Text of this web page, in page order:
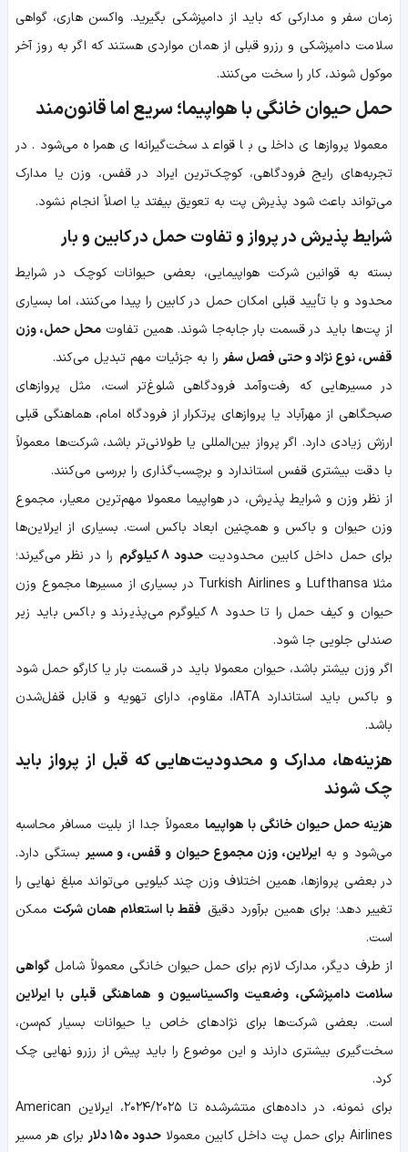
زمان سفر و مدارکی که باید از دامپزشکی بگیرید. واکسن هاری، گواهی
سلامت دامپزشکی و رزرو قبلی از همان مواردی هستند که اگر به روز آخر
موکول شوند، کار را سخت می‌کنند.
حمل حیوان خانگی با هواپیما؛ سریع اما قانون‌مند
معمولا پروازهای داخلی با قواعد سخت‌گیرانه‌ای همراه می‌شود. در
تجربه‌های رایج فرودگاهی، کوچک‌ترین ایراد در قفس، وزن یا مدارک
می‌تواند باعث شود پذیرش پت به تعویق بیفتد یا اصلاً انجام نشود.
شرایط پذیرش در پرواز و تفاوت حمل در کابین و بار
بسته به قوانین شرکت هواپیمایی، بعضی حیوانات کوچک در شرایط
محدود و با تأیید قبلی امکان حمل در کابین را پیدا می‌کنند، اما بسیاری
از پت‌ها باید در قسمت بار جابه‌جا شوند. همین تفاوتمحل حمل، وزن
قفس، نوع نژاد و حتی فصل سفر را به جزئیات مهم تبدیل می‌کند.
در مسیرهایی که رفت‌وآمد فرودگاهی شلوغ‌تر است، مثل پروازهای
صبحگاهی از مهرآباد یا پروازهای پرتکرار از فرودگاه امام، هماهنگی قبلی
ارزش زیادی دارد. اگر پرواز بین‌المللی یا طولانی‌تر باشد، شرکت‌ها معمولاً
با دقت بیشتری قفس استاندارد و برچسب‌گذاری را بررسی می‌کنند.
از نظر وزن و شرایط پذیرش، در هواپیما معمولا مهم‌ترین معیار، مجموع
وزن حیوان و باکس و همچنین ابعاد باکس است. بسیاری از ایرلاین‌ها
برای حمل داخل کابین محدودیتحدود ۸ کیلوگرم
را در نظر می‌گیرند؛
مثلا Lufthansa و Turkish Airlines در بسیاری از مسیرها مجموع وزن
حیوان و کیف حمل را تا حدود ۸ کیلوگرم می‌پذیرند و باکس باید زیر
صندلی جلویی جا شود.
اگر وزن بیشتر باشد، حیوان معمولا باید در قسمت بار یا کارگو حمل شود
و باکس باید استاندارد IATA، مقاوم، دارای تهویه و قابل قفل‌شدن
باشد.
هزینه‌ها، مدارک و محدودیت‌هایی که قبل از پرواز باید
چک شوند
هزینه حمل حیوان خانگی با هواپیما معمولاً جدا از بلیت مسافر محاسبه
می‌شود و بهایرلاین، وزن مجموع حیوان و قفس، و مسیربستگی دارد.
در بعضی پروازها، همین اختلاف وزن چند کیلویی می‌تواند مبلغ نهایی را
تغییر دهد؛ برای همین برآورد دقیق فقط با استعلام همان شرکت ممکن
است.
از طرف دیگر، مدارک لازم برای حمل حیوان خانگی معمولاً شامل گواهی
سلامت دامپزشکی، وضعیت واکسیناسیون و هماهنگی قبلی با ایرلاین
است. بعضی شرکت‌ها برای نژادهای خاص یا حیوانات بسیار کم‌سن،
سخت‌گیری بیشتری دارند و این موضوع را باید پیش از رزرو نهایی چک
کرد.
برای نمونه، در داده‌های منتشرشده تا ۲۰۲۴/۲۰۲۵، ایرلاین American
Airlines برای حمل پت داخل کابین معمولا
حدود ۱۵۰ دلار برای هر مسیر